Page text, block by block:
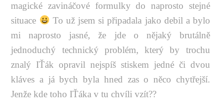
magické zavináčové formulky do naprosto stejné
situace
To už jsem si připadala jako debil a bylo
mi naprosto jasné, že jde o nějaký brutálně
jednoduchý technický problém, který by trochu
znalý IŤák opravil nejspíš stiskem jedné či dvou
kláves a já bych byla hned zas o něco chytřejší.
Jenže kde toho IŤáka v tu chvíli vzít??